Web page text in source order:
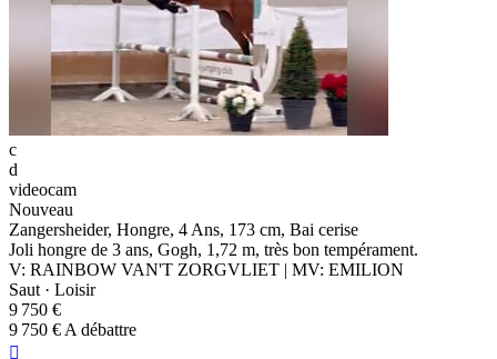
c
d
videocam
Nouveau
Zangersheider, Hongre, 4 Ans, 173 cm, Bai cerise
Joli hongre de 3 ans, Gogh, 1,72 m, très bon tempérament.
V: RAINBOW VAN'T ZORGVLIET | MV: EMILION
Saut · Loisir
9 750 €
9 750 € A débattre
